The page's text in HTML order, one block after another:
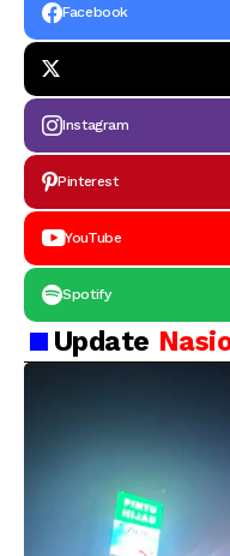
Facebook
Instagram
Pinterest
YouTube
Spotify
Update